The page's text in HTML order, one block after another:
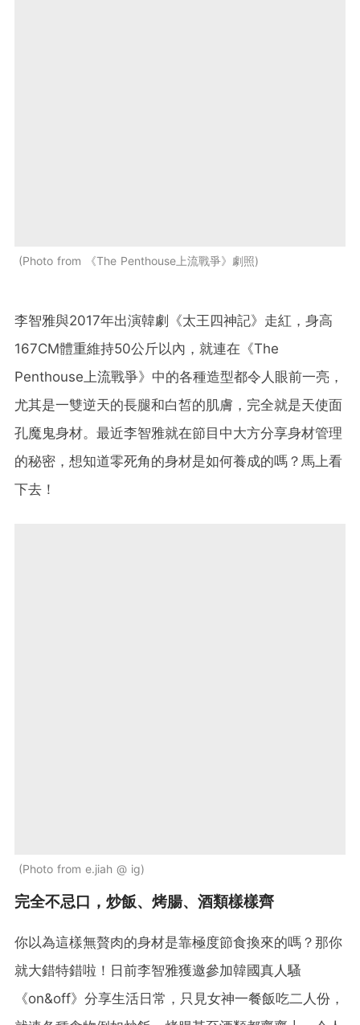
Photo from 《The Penthouse上流戰爭》劇照
李智雅與2017年出演韓劇《太王四神記》走紅，身高
167CM體重維持50公斤以內，就連在《The
Penthouse上流戰爭》中的各種造型都令人眼前一亮，
尤其是一雙逆天的長腿和白皙的肌膚，完全就是天使面
孔魔鬼身材。最近李智雅就在節目中大方分享身材管理
的秘密，想知道零死角的身材是如何養成的嗎？馬上看
下去！
Photo from e.jiah @ ig
完全不忌口，炒飯、烤腸、酒類樣樣齊
你以為這樣無贅肉的身材是靠極度節食換來的嗎？那你
就大錯特錯啦！日前李智雅獲邀參加韓國真人騷
《on&off》分享生活日常，只見女神一餐飯吃二人份，